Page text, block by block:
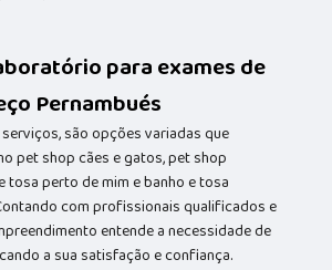
para exames de
Pernambués
são opções variadas que
pet shop cães e gatos, pet shop
tosa perto de mim e banho e tosa
com profissionais qualificados e
entende a necessidade de
a sua satisfação e confiança.